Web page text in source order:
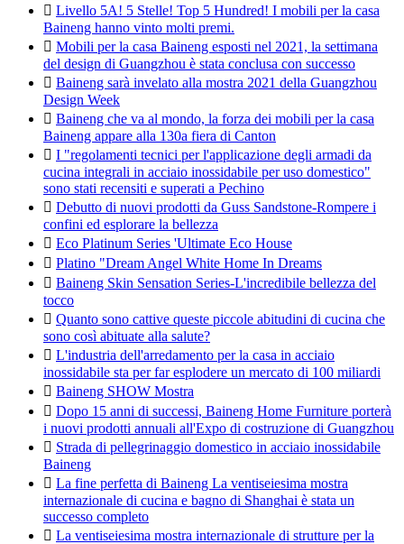
 Livello 5A! 5 Stelle! Top 5 Hundred! I mobili per la casa
Baineng hanno vinto molti premi.
 Mobili per la casa Baineng esposti nel 2021, la settimana
del design di Guangzhou è stata conclusa con successo
 Baineng sarà invelato alla mostra 2021 della Guangzhou
Design Week
 Baineng che va al mondo, la forza dei mobili per la casa
Baineng appare alla 130a fiera di Canton
 I "regolamenti tecnici per l'applicazione degli armadi da
cucina integrali in acciaio inossidabile per uso domestico"
sono stati recensiti e superati a Pechino
 Debutto di nuovi prodotti da Guss Sandstone-Rompere i
confini ed esplorare la bellezza
 Eco Platinum Series 'Ultimate Eco House
 Platino "Dream Angel White Home In Dreams
 Baineng Skin Sensation Series-L'incredibile bellezza del
tocco
 Quanto sono cattive queste piccole abitudini di cucina che
sono così abituate alla salute?
 L'industria dell'arredamento per la casa in acciaio
inossidabile sta per far esplodere un mercato di 100 miliardi
 Baineng SHOW Mostra
 Dopo 15 anni di successi, Baineng Home Furniture porterà
i nuovi prodotti annuali all'Expo di costruzione di Guangzhou
 Strada di pellegrinaggio domestico in acciaio inossidabile
Baineng
 La fine perfetta di Baineng La ventiseiesima mostra
internazionale di cucina e bagno di Shanghai è stata un
successo completo
 La ventiseiesima mostra internazionale di strutture per la